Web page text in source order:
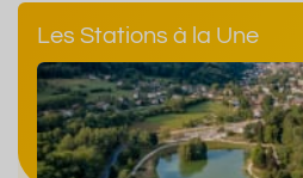
Les Stations à la Une